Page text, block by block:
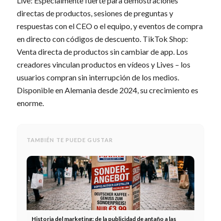
directas de productos, sesiones de preguntas y
respuestas con el CEO o el equipo, y eventos de compra
en directo con códigos de descuento. TikTok Shop:
Venta directa de productos sin cambiar de app. Los
creadores vinculan productos en vídeos y Lives – los
usuarios compran sin interrupción de los medios.
Disponible en Alemania desde 2024, su crecimiento es
enorme.
TAMBIÉN TE PUEDE GUSTAR
Historia del marketing: de la publicidad de antaño a las